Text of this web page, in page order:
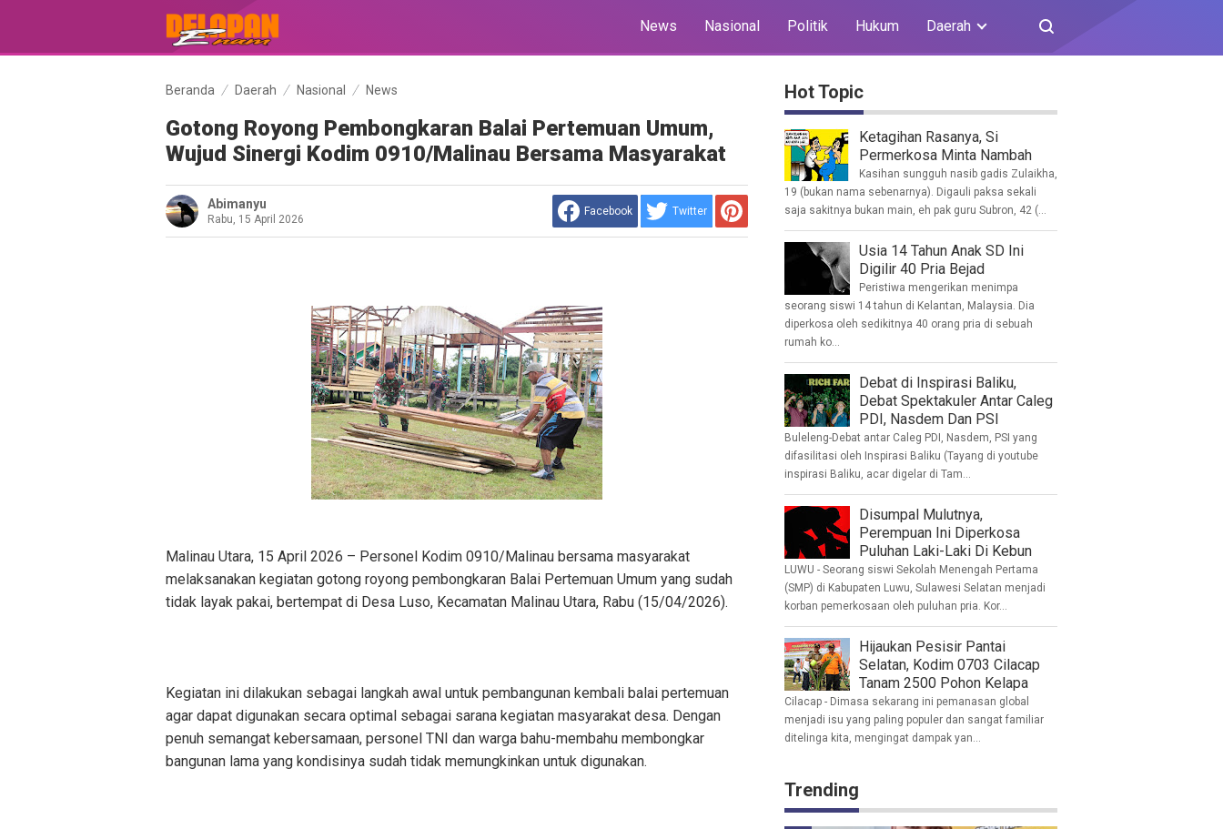
News Nasional Politik Hukum Daerah
Beranda Daerah Nasional News
Gotong Royong Pembongkaran Balai Pertemuan Umum,
Wujud Sinergi Kodim 0910/Malinau Bersama Masyarakat
Abimanyu
Rabu, 15 April 2026
Facebook Twitter
Malinau Utara, 15 April 2026 – Personel Kodim 0910/Malinau bersama masyarakat
melaksanakan kegiatan gotong royong pembongkaran Balai Pertemuan Umum yang sudah
tidak layak pakai, bertempat di Desa Luso, Kecamatan Malinau Utara, Rabu (15/04/2026).
Kegiatan ini dilakukan sebagai langkah awal untuk pembangunan kembali balai pertemuan
agar dapat digunakan secara optimal sebagai sarana kegiatan masyarakat desa. Dengan
penuh semangat kebersamaan, personel TNI dan warga bahu-membahu membongkar
bangunan lama yang kondisinya sudah tidak memungkinkan untuk digunakan.
Hot Topic
Ketagihan Rasanya, Si
Permerkosa Minta Nambah
Kasihan sungguh nasib gadis Zulaikha,
19 (bukan nama sebenarnya). Digauli paksa sekali
saja sakitnya bukan main, eh pak guru Subron, 42 (...
Usia 14 Tahun Anak SD Ini
Digilir 40 Pria Bejad
Peristiwa mengerikan menimpa
seorang siswi 14 tahun di Kelantan, Malaysia. Dia
diperkosa oleh sedikitnya 40 orang pria di sebuah
rumah ko...
Debat di Inspirasi Baliku,
Debat Spektakuler Antar Caleg
PDI, Nasdem Dan PSI
Buleleng-Debat antar Caleg PDI, Nasdem, PSI yang
difasilitasi oleh Inspirasi Baliku (Tayang di youtube
inspirasi Baliku, acar digelar di Tam...
Disumpal Mulutnya,
Perempuan Ini Diperkosa
Puluhan Laki-Laki Di Kebun
LUWU - Seorang siswi Sekolah Menengah Pertama
(SMP) di Kabupaten Luwu, Sulawesi Selatan menjadi
korban pemerkosaan oleh puluhan pria. Kor...
Hijaukan Pesisir Pantai
Selatan, Kodim 0703 Cilacap
Tanam 2500 Pohon Kelapa
Cilacap - Dimasa sekarang ini pemanasan global
menjadi isu yang paling populer dan sangat familiar
ditelinga kita, mengingat dampak yan...
Trending